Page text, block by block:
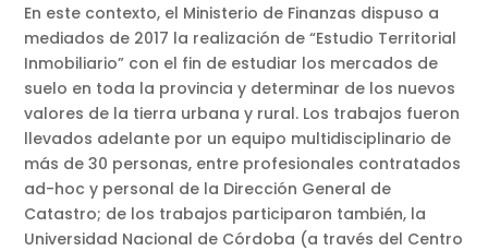
En este contexto, el Ministerio de Finanzas dispuso a
mediados de 2017 la realización de “Estudio Territorial
Inmobiliario” con el fin de estudiar los mercados de
suelo en toda la provincia y determinar de los nuevos
valores de la tierra urbana y rural. Los trabajos fueron
llevados adelante por un equipo multidisciplinario de
más de 30 personas, entre profesionales contratados
ad-hoc y personal de la Dirección General de
Catastro; de los trabajos participaron también, la
Universidad Nacional de Córdoba (a través del Centro